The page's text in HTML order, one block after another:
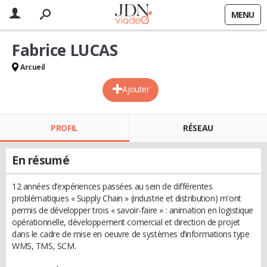
MENU
Ajouter
Fabrice LUCAS
Arcueil
PROFIL RÉSEAU
En résumé
12 années d’expériences passées au sein de différentes
problématiques « Supply Chain » (industrie et distribution) m'ont
permis de développer trois « savoir-faire » : animation en logistique
opérationnelle, développement comercial et direction de projet
dans le cadre de mise en oeuvre de systèmes d’informations type
WMS, TMS, SCM.